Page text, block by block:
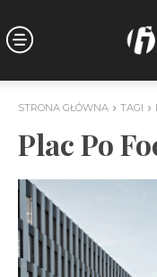
STRONA GŁÓWNA TAGI
Plac Po